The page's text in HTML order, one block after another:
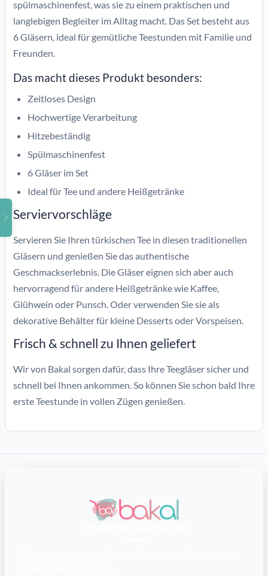
spülmaschinenfest, was sie zu einem praktischen und
langlebigen Begleiter im Alltag macht. Das Set besteht aus
6 Gläsern, ideal für gemütliche Teestunden mit Familie und
Freunden.
Das macht dieses Produkt besonders:
Zeitloses Design
Hochwertige Verarbeitung
Hitzebeständig
Spülmaschinenfest
6 Gläser im Set
Ideal für Tee und andere Heißgetränke
Serviervorschläge
Servieren Sie Ihren türkischen Tee in diesen traditionellen
Gläsern und genießen Sie das authentische
Geschmackserlebnis. Die Gläser eignen sich aber auch
hervorragend für andere Heißgetränke wie Kaffee,
Glühwein oder Punsch. Oder verwenden Sie sie als
dekorative Behälter für kleine Desserts oder Vorspeisen.
Frisch & schnell zu Ihnen geliefert
Wir von Bakal sorgen dafür, dass Ihre Teegläser sicher und
schnell bei Ihnen ankommen. So können Sie schon bald Ihre
erste Teestunde in vollen Zügen genießen.